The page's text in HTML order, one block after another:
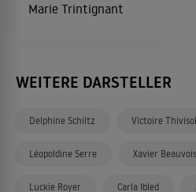
Marie Trintignant
WEITERE DARSTELLER
Delphine Schiltz Victoire Thivisol
Léopoldine Serre Xavier Beauvois
Luckie Royer Carla Ibled